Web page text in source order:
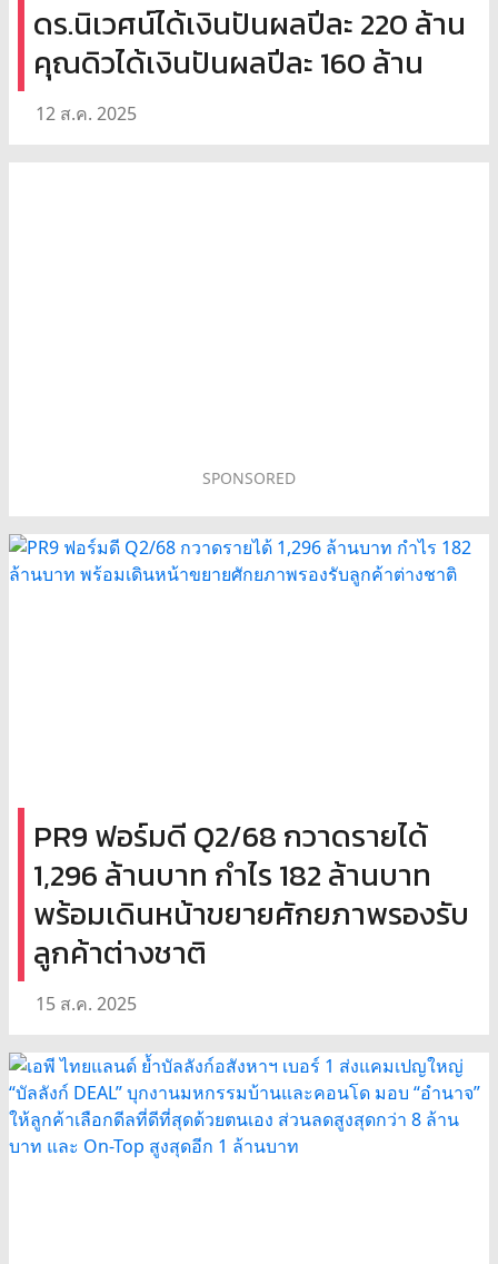
ดร.นิเวศน์ได้เงินปันผลปีละ 220 ล้าน
คุณดิวได้เงินปันผลปีละ 160 ล้าน
12 ส.ค. 2025
SPONSORED
PR9 ฟอร์มดี Q2/68 กวาดรายได้
1,296 ล้านบาท กำไร 182 ล้านบาท
พร้อมเดินหน้าขยายศักยภาพรองรับ
ลูกค้าต่างชาติ
15 ส.ค. 2025